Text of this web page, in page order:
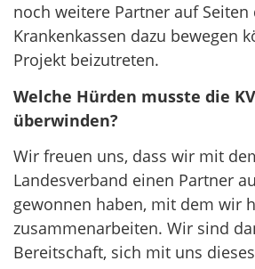
noch weitere Partner auf Seiten
Krankenkassen dazu bewegen
Projekt beizutreten.
Welche Hürden musste die
überwinden?
Wir freuen uns, dass wir mit
Landesverband einen Partner
gewonnen haben, mit dem wir
zusammenarbeiten. Wir sind
Bereitschaft, sich mit uns